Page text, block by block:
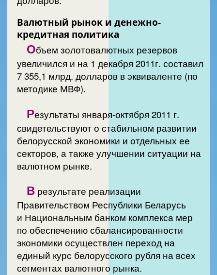
Валютный рынок и денежно-
кредитная политика
Объем золотовалютных резервов
увеличился и на 1 декабря 2011г. составил
7 355,1 млрд. долларов в эквиваленте (по
методике МВФ).
Результаты января-октября 2011 г.
свидетельствуют о стабильном развитии
белорусской экономики и отдельных ее
секторов, а также улучшении ситуации на
валютном рынке.
В результате реализации
Правительством Республики Беларусь
и Национальным банком комплекса мер
по обеспечению сбалансированности
экономики осуществлен переход на
единый курс белорусского рубля на всех
сегментах валютного рынка.